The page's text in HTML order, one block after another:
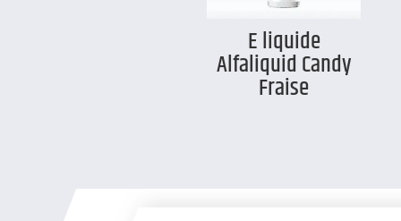
E liquide
Alfaliquid Candy
Fraise